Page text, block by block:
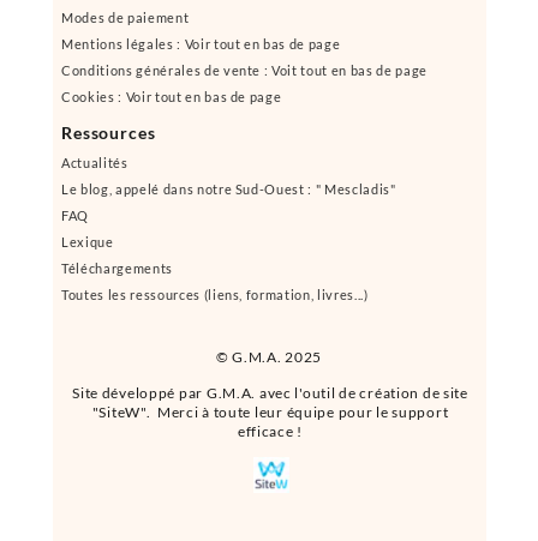
© G.M.A. 2025
Site développé par G.M.A. avec l'outil de création de site
"SiteW". Merci à toute leur équipe pour le support
efficace !
Modes de paiement
Mentions légales : Voir tout en bas de page
Conditions générales de vente : Voit tout en bas de page
Cookies : Voir tout en bas de page
Ressources
Actualités
Le blog, appelé dans notre Sud-Ouest : " Mescladis"
FAQ
Lexique
Téléchargements
Toutes les ressources (liens, formation, livres...)